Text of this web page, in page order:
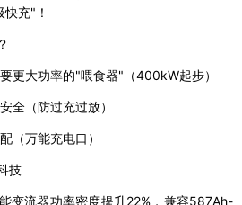
充"！
更大功率的"喂食器"（400kW起步）
全（防过充过放）
（万能充电口）
技
变流器功率密度提升22%，兼容587Ah-